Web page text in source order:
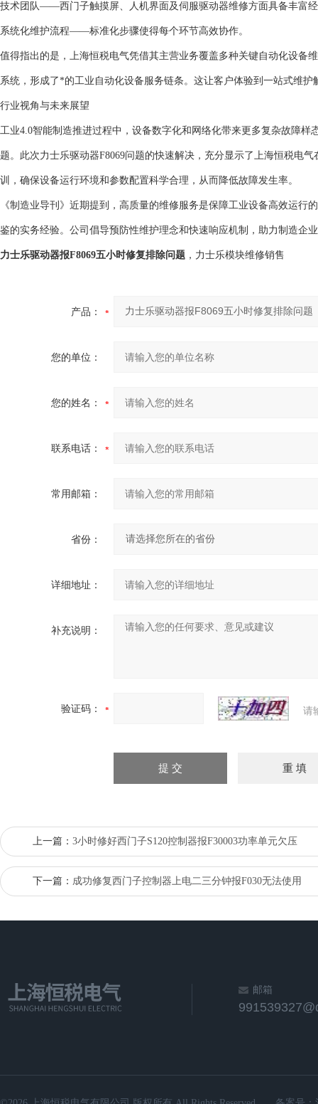
技术团队——西门子触摸屏、人机界面及伺服驱动器维修方面具备丰富
系统化维护流程——标准化步骤使得每个环节高效协作。
值得指出的是，上海恒税电气凭借其主营业务覆盖多种关键自动化设备
系统，形成了*的工业自动化设备服务链条。这让客户体验到一站式维
行业视角与未来展望
工业4.0智能制造推进过程中，设备数字化和网络化带来更多复杂故障
题。此次力士乐驱动器F8069问题的快速解决，充分显示了上海恒税电
训，确保设备运行环境和参数配置科学合理，从而降低故障发生率。
《制造业导刊》近期提到，高质量的维修服务是保障工业设备高效运
鉴的实务经验。公司倡导预防性维护理念和快速响应机制，助力制造企
力士乐驱动器报F8069五小时修复排除问题 ，力士乐模块维修销售
产品：
您的单位：
您的姓名：
联系电话：
常用邮箱：
省份：
详细地址：
补充说明：
验证码： 请
上一篇： 3小时修好西门子S120控制器报F30003功率单元欠压
下一篇： 成功修复西门子控制器上电二三分钟报F030无法使用
邮箱